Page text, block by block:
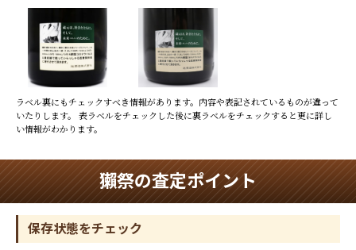
ラベル裏にもチェックすべき情報があります。内容や表記されているものが違って
いたりします。
表ラベルをチェックした後に裏ラベルをチェックすると更に詳し
い情報がわかります。
獺祭の査定ポイント
保存状態をチェック